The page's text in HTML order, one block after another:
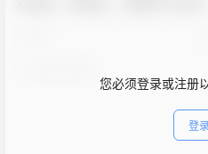
您必须登录或注册
登